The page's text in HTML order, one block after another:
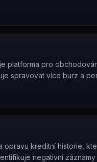
informace o těchto
platforma pro
spravovat více burz a
AI botů.
opravu kreditní historie,
negativní